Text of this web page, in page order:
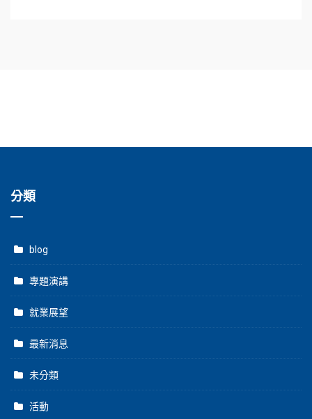
分類
blog
專題演講
就業展望
最新消息
未分類
活動